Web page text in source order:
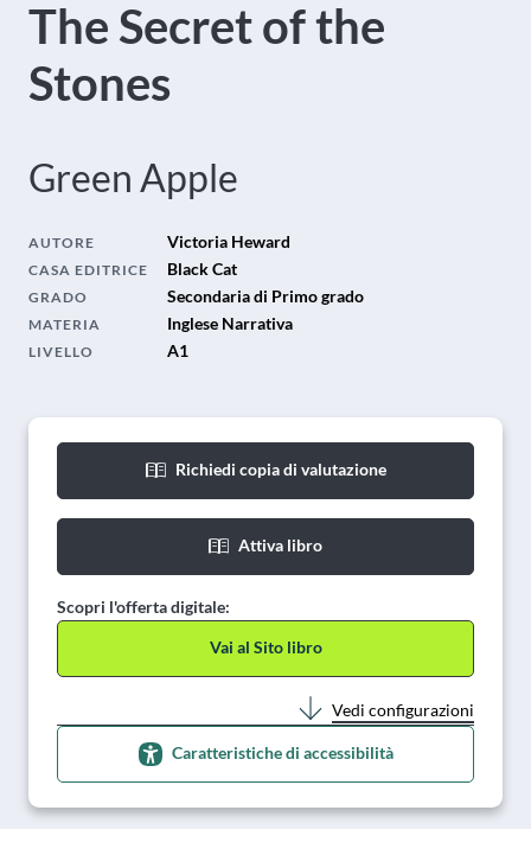
The Secret of the
Stones
Green Apple
AUTORE Victoria Heward
CASA EDITRICE Black Cat
GRADO Secondaria di Primo grado
MATERIA Inglese Narrativa
LIVELLO A1
Richiedi copia di valutazione
Attiva libro
Scopri l'offerta digitale:
Vai al Sito libro
Vedi configurazioni
Caratteristiche di accessibilità